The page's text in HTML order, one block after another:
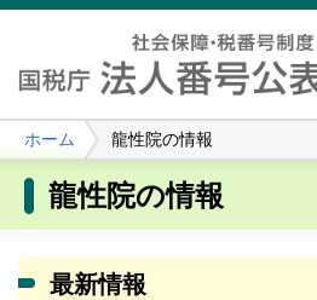
ホーム 龍性院の情報
龍性院の情報
最新情報